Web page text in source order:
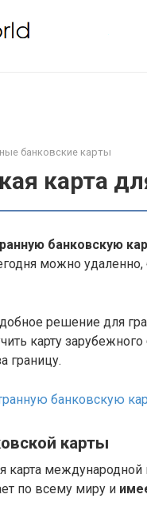
банковские карты
карта
банковскую
можно
решение для
карту зарубежного
границу.
банковскую
карты
карта
по всему миру и